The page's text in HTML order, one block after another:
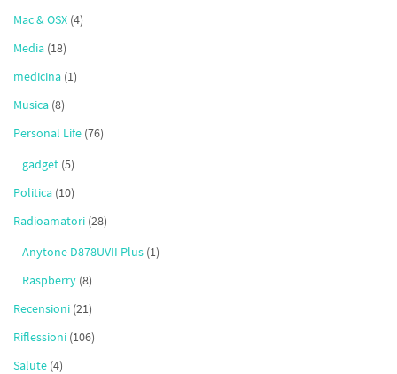
Mac & OSX (4)
Media (18)
medicina (1)
Musica (8)
Personal Life (76)
gadget (5)
Politica (10)
Radioamatori (28)
Anytone D878UVII Plus (1)
Raspberry (8)
Recensioni (21)
Riflessioni (106)
Salute (4)